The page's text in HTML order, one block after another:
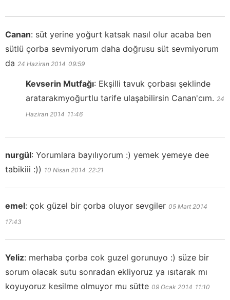
Canan: süt yerine yoğurt katsak nasıl olur acaba ben
sütlü çorba sevmiyorum daha doğrusu süt sevmiyorum
da 24 Haziran 2014 09:59
Kevserin Mutfağı: Ekşilli tavuk çorbası şeklinde
aratarakmyoğurtlu tarife ulaşabilirsin Canan'cım. 24
Haziran 2014 11:46
nurgül: Yorumlara bayılıyorum :) yemek yemeye dee
tabikiii :)) 10 Nisan 2014 22:21
emel: çok güzel bir çorba oluyor sevgiler 05 Mart 2014
17:43
Yeliz: merhaba çorba cok guzel gorunuyo :) süze bir
sorum olacak sutu sonradan ekliyoruz ya ısıtarak mı
koyuyoruz kesilme olmuyor mu sütte 09 Ocak 2014 11:10